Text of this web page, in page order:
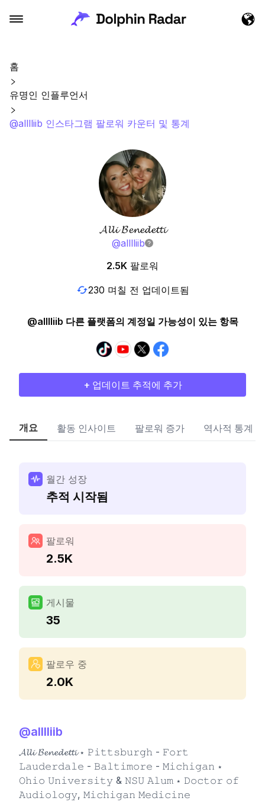
홈
유명인 인플루언서
@alllliib 인스타그램 팔로워 카운터 및 통계
𝓐𝓵𝓵𝓲 𝓑𝓮𝓷𝓮𝓭𝓮𝓽𝓽𝓲
@alllliib
2.5K 팔로워
230 며칠 전 업데이트됨
@alllliib 다른 플랫폼의 계정일 가능성이 있는 항목
+ 업데이트 추적에 추가
개요 활동 인사이트 팔로워 증가 역사적 통계
월간 성장
추적 시작됨
팔로워
2.5K
게시물
35
팔로우 중
2.0K
@alllliib
𝓐𝓵𝓵𝓲 𝓑𝓮𝓷𝓮𝓭𝓮𝓽𝓽𝓲 ⋆ 𝙿𝚒𝚝𝚝𝚜𝚋𝚞𝚛𝚐𝚑 - 𝙵𝚘𝚛𝚝
𝙻𝚊𝚞𝚍𝚎𝚛𝚍𝚊𝚕𝚎 - 𝙱𝚊𝚕𝚝𝚒𝚖𝚘𝚛𝚎 - 𝙼𝚒𝚌𝚑𝚒𝚐𝚊𝚗 ⋆
𝙾𝚑𝚒𝚘 𝚄𝚗𝚒𝚟𝚎𝚛𝚜𝚒𝚝𝚢 & 𝙽𝚂𝚄 𝙰𝚕𝚞𝚖 ⋆ 𝙳𝚘𝚌𝚝𝚘𝚛 𝚘𝚏
𝙰𝚞𝚍𝚒𝚘𝚕𝚘𝚐𝚢, 𝙼𝚒𝚌𝚑𝚒𝚐𝚊𝚗 𝙼𝚎𝚍𝚒𝚌𝚒𝚗𝚎